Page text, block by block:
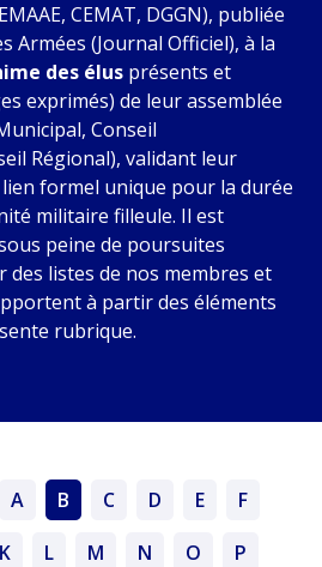
CEMAT, DGGN), publiée
Armées (Journal Officiel), à la
des élus présents et
exprimés) de leur assemblée
Conseil
Régional), validant leur
formel unique pour la durée
militaire filleule. Il est
peine de poursuites
des listes de nos membres et
à partir des éléments
rubrique.
A B C D E
F
K L M N O
P